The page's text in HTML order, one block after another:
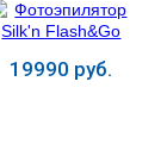
19990 руб.